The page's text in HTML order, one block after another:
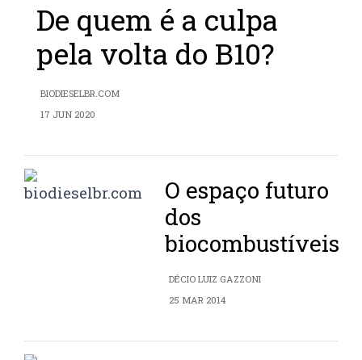
De quem é a culpa
pela volta do B10?
BIODIESELBR.COM
17 JUN 2020
O espaço futuro
dos
biocombustíveis
DÉCIO LUIZ GAZZONI
25 MAR 2014